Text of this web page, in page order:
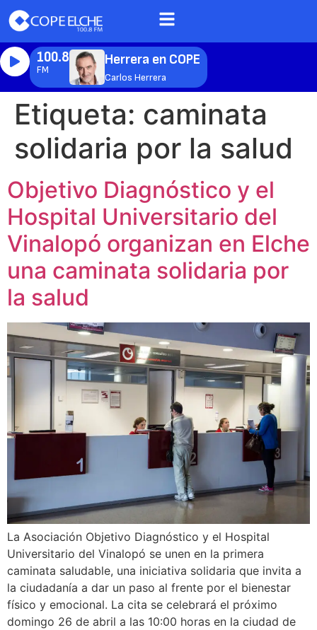
100.8
FM
Herrera en COPE
Carlos Herrera
Etiqueta: caminata
solidaria por la salud
Objetivo Diagnóstico y el
Hospital Universitario del
Vinalopó organizan en Elche
una caminata solidaria por
la salud
La Asociación Objetivo Diagnóstico y el Hospital
Universitario del Vinalopó se unen en la primera
caminata saludable, una iniciativa solidaria que invita a
la ciudadanía a dar un paso al frente por el bienestar
físico y emocional. La cita se celebrará el próximo
domingo 26 de abril a las 10:00 horas en la ciudad de